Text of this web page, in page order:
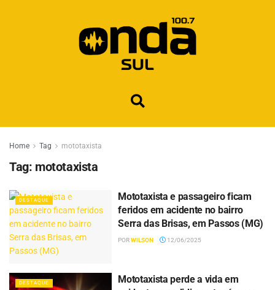
Home Tag mototaxista
Tag: mototaxista
DESTAQUE
Mototaxista e passageiro ficam
feridos em acidente no bairro
Serra das Brisas, em Passos (MG)
PORWILSON 12/06/2025
DESTAQUE
Mototaxista perde a vida em